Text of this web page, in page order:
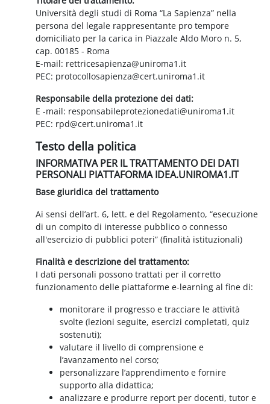
Università degli studi di Roma “La Sapienza” nella
persona del legale rappresentante pro tempore
domiciliato per la carica in Piazzale Aldo Moro n. 5,
cap. 00185 - Roma
E-mail: rettricesapienza@uniroma1.it
PEC: protocollosapienza@cert.uniroma1.it
Responsabile della protezione dei dati:
E -mail: responsabileprotezionedati@uniroma1.it
PEC: rpd@cert.uniroma1.it
Testo della politica
INFORMATIVA PER IL TRATTAMENTO DEI DATI
PERSONALI PIATTAFORMA IDEA.UNIROMA1.IT
Base giuridica del trattamento
Ai sensi dell’art. 6, lett. e del Regolamento, “esecuzione
di un compito di interesse pubblico o connesso
all'esercizio di pubblici poteri” (finalità istituzionali)
Finalità e descrizione del trattamento:
I dati personali possono trattati per il corretto
funzionamento delle piattaforme e-learning al fine di:
monitorare il progresso e tracciare le attività
svolte (lezioni seguite, esercizi completati, quiz
sostenuti);
valutare il livello di comprensione e
l’avanzamento nel corso;
personalizzare l’apprendimento e fornire
supporto alla didattica;
analizzare e produrre report per docenti, tutor e